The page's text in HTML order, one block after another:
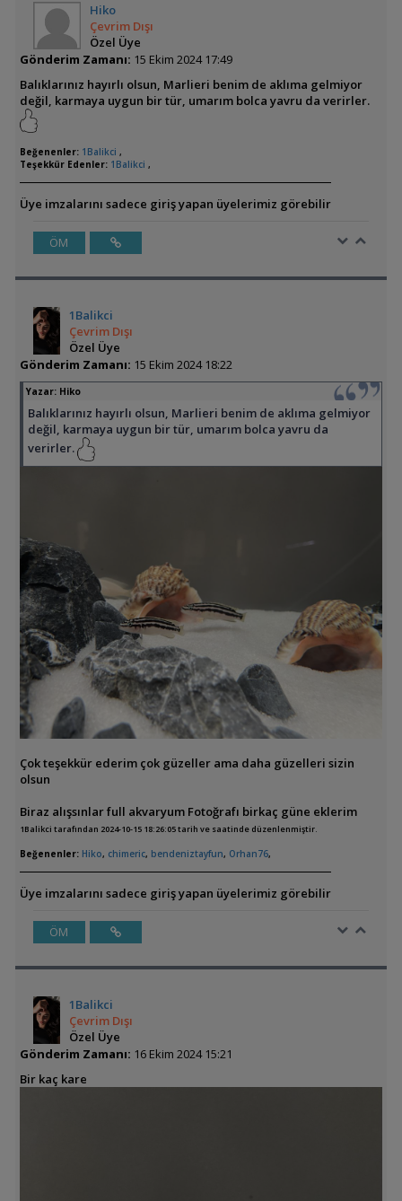
Hiko
Çevrim Dışı
Özel Üye
Gönderim Zamanı: 15 Ekim 2024 17:49
Balıklarınız hayırlı olsun, Marlieri benim de aklıma gelmiyor
değil, karmaya uygun bir tür, umarım bolca yavru da verirler.
Beğenenler: 1Balikci ,
Teşekkür Edenler: 1Balikci ,
Üye imzalarını sadece giriş yapan üyelerimiz görebilir
ÖM
1Balikci
Çevrim Dışı
Özel Üye
Gönderim Zamanı: 15 Ekim 2024 18:22
Yazar: Hiko
Balıklarınız hayırlı olsun, Marlieri benim de aklıma gelmiyor
değil, karmaya uygun bir tür, umarım bolca yavru da
verirler.
Çok teşekkür ederim çok güzeller ama daha güzelleri sizin
olsun
Biraz alışsınlar full akvaryum Fotoğrafı birkaç güne eklerim
1Balikci tarafından 2024-10-15 18:26:05 tarih ve saatinde düzenlenmiştir.
Beğenenler: Hiko, chimeric, bendeniztayfun, Orhan76,
Üye imzalarını sadece giriş yapan üyelerimiz görebilir
ÖM
1Balikci
Çevrim Dışı
Özel Üye
Gönderim Zamanı: 16 Ekim 2024 15:21
Bir kaç kare